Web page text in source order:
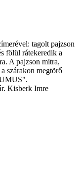
tagolt pajzson
fölül rátekeredik a
A pajzson mitra,
szárakon megtörő
Kisberk Imre